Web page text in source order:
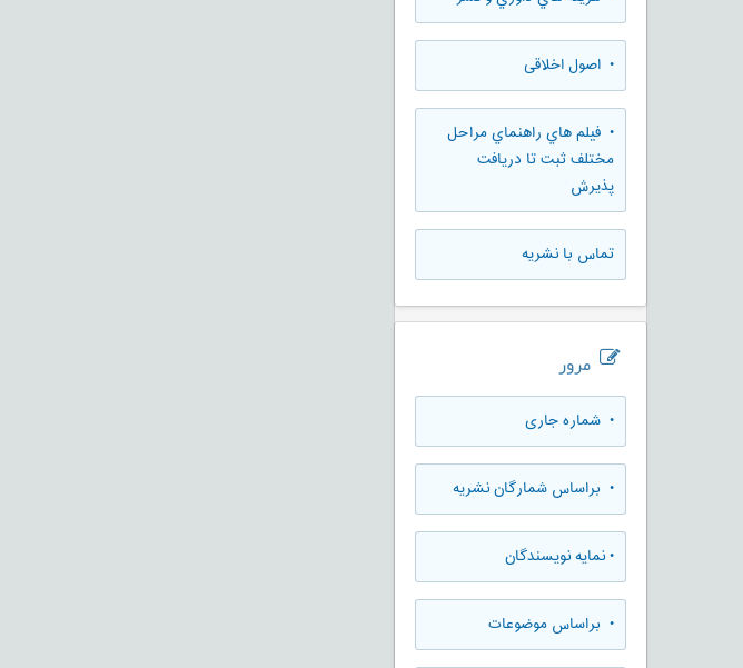
• اصول اخلاقی
• فيلم هاي راهنماي مراحل
مختلف ثبت تا دريافت
پذيرش
تماس با نشریه
مرور
• شماره جاری
• براساس شمارگان نشریه
•نمایه نویسندگان
• براساس موضوعات